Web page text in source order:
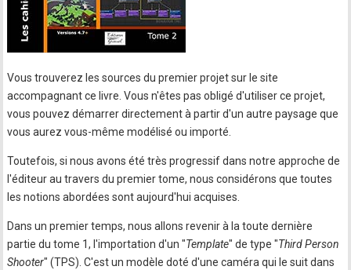
Vous trouverez les sources du premier projet sur le site
accompagnant ce livre. Vous n'êtes pas obligé d'utiliser ce projet,
vous pouvez démarrer directement à partir d'un autre paysage que
vous aurez vous-même modélisé ou importé.
Toutefois, si nous avons été très progressif dans notre approche de
l'éditeur au travers du premier tome, nous considérons que toutes
les notions abordées sont aujourd'hui acquises.
Dans un premier temps, nous allons revenir à la toute dernière
partie du tome 1, l'importation d'un "Template" de type "Third Person
Shooter" (TPS). C'est un modèle doté d'une caméra qui le suit dans